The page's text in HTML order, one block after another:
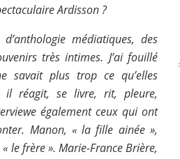
Ardisson ?
médiatiques, des
très intimes. J’ai fouillé
savait plus trop ce qu’elles
il réagit, se livre, rit, pleure,
également ceux qui ont
Manon, « la fille ainée »,
le frère ». Marie-France Brière,